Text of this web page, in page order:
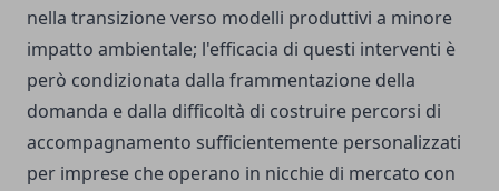
nella transizione verso modelli produttivi a minore
impatto ambientale; l'efficacia di questi interventi è
però condizionata dalla frammentazione della
domanda e dalla difficoltà di costruire percorsi di
accompagnamento sufficientemente personalizzati
per imprese che operano in nicchie di mercato con